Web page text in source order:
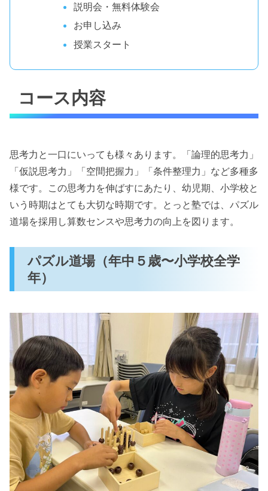
説明会・無料体験会
お申し込み
授業スタート
コース内容
思考力と一口にいっても様々あります。「論理的思考力」
「仮説思考力」「空間把握力」「条件整理力」など多種多
様です。この思考力を伸ばすにあたり、幼児期、小学校と
いう時期はとても大切な時期です。とっと塾では、パズル
道場を採用し算数センスや思考力の向上を図ります。
パズル道場（年中５歳〜小学校全学
年）